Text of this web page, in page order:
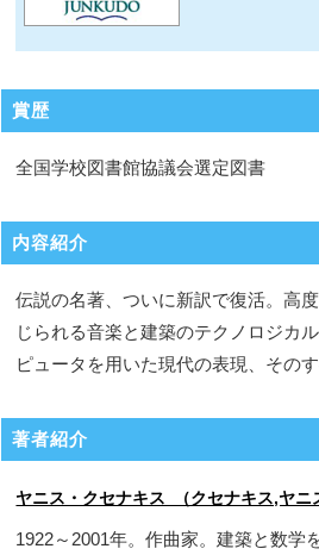
賞歴
全国学校図書館協議会選定図書
内容紹介
伝説の名著、ついに新訳で復活。高
じられる音楽と建築のテクノロジ
ピュータを用いた現代の表現、その
著者紹介
ヤニス・クセナキス （クセナキス,ヤニ
1922～2001年。作曲家。建築と数学